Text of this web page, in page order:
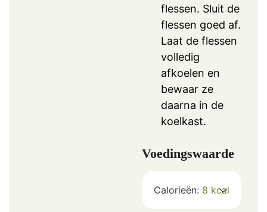
flessen. Sluit de
flessen goed af.
Laat de flessen
volledig
afkoelen en
bewaar ze
daarna in de
koelkast.
Voedingswaarde
Calorieën: 8 kcal